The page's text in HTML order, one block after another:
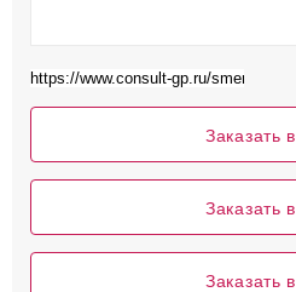
Заказать в
Заказать в
Заказать в